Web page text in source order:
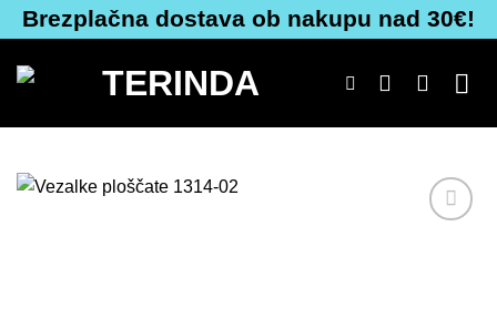
Skoči
na
vsebino
Brezplačna dostava ob nakupu nad 30€!